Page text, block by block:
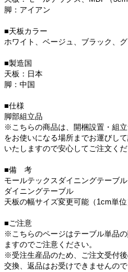
脚：アイアン
■天板カラー
ホワイト、ベージュ、ブラック、
■製造国
天板：日本
脚：中国
■仕様
脚部組立品
※こちらの商品は、開梱設置・組
をお使いになる場所までお運びし
いたしますので安心してご注文くだ
■備 考
モールテックスダイニングテーブル
ダイニングテーブル
天板の幅サイズ変更可能（1cm単位
■ご注意
※こちらのページはテーブル単品
ますのでご注意ください。
※受注生産品のため、ご注文受付
交換、返品はお受けできませんので